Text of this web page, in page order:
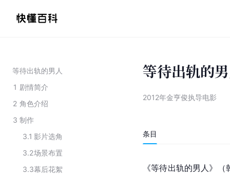
等待出轨的男人
1 剧情简介
2 角色介绍
3 制作
3.1 影片选角
3.2场景布置
3.3幕后花絮
等待出轨的
2012年金亨俊执导电影
条目
《等待出轨的男人》（